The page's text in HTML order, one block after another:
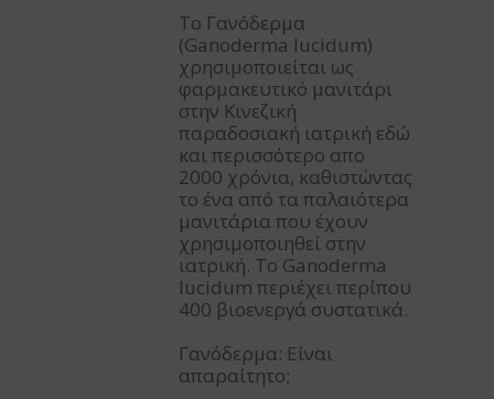
Το Γανόδερμα
(Ganoderma lucidum)
χρησιμοποιείται ως
φαρμακευτικό μανιτάρι
στην Κινεζική
παραδοσιακή ιατρική εδώ
και περισσότερο απο
2000 χρόνια, καθιστώντας
το ένα από τα παλαιότερα
μανιτάρια που έχουν
χρησιμοποιηθεί στην
ιατρική. Το Ganoderma
lucidum περιέχει περίπου
400 βιοενεργά συστατικά.
Γανόδερμα: Είναι
απαραίτητο;